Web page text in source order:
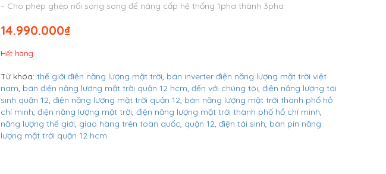
– Cho phép ghép nối song song để nâng cấp hệ thống 1pha thành 3pha
₫
14.990.000
Hết hàng
Từ khóa: thế giới điện năng lượng mặt trời, bán inverter điện năng lượng mặt trời việt
nam, bán điện năng lượng mặt trời quận 12 hcm, đến với chúng tôi, điện năng lượng tái
sinh quận 12, điện năng lượng mặt trời quận 12, bán năng lượng mặt trời thành phố hồ
chí minh, điện năng lượng mặt trời, điện năng lượng mặt trời thành phố hồ chí minh,
năng lượng thế giới, giao hàng trên toàn quốc, quận 12, điện tái sinh, bán pin năng
lượng mặt trời quận 12 hcm